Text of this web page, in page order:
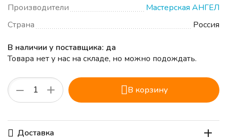
Производители
Мастерская АНГЕЛ
Страна
Россия
В наличии у поставщика: да
Товара нет у нас на складе, но можно подождать.
+
− В корзину
Доставка